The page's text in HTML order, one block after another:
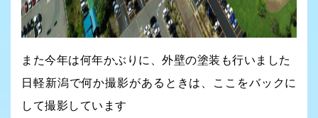
また今年は何年かぶりに、外壁の塗装も行いました
日軽新潟で何か撮影があるときは、ここをバックに
して撮影しています